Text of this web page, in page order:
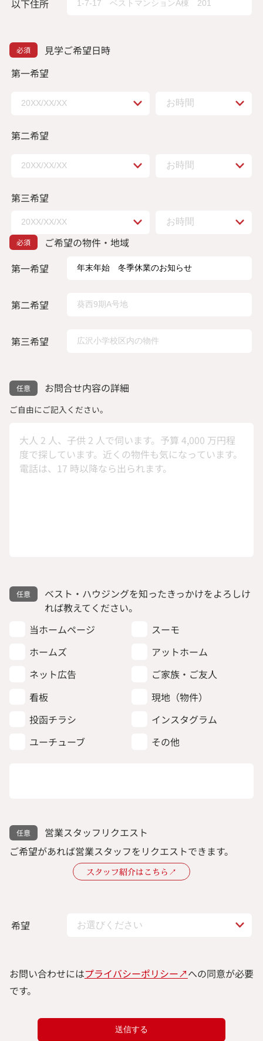
以下住所
見学ご希望日時
第一希望
第二希望
第三希望
ご希望の物件・地域
第一希望
第二希望
第三希望
お問合せ内容の詳細
ご自由にご記入ください。
ベスト・ハウジングを知ったきっかけをよろしけ
れば教えてください。
当ホームページ
スーモ
ホームズ
アットホーム
ネット広告
ご家族・ご友人
看板
現地（物件）
投函チラシ
インスタグラム
ユーチューブ
その他
営業スタッフリクエスト
ご希望があれば営業スタッフをリクエストできます。
スタッフ紹介はこちら↗︎
希望
お問い合わせにはプライバシーポリシー↗︎への同意が必要
です。